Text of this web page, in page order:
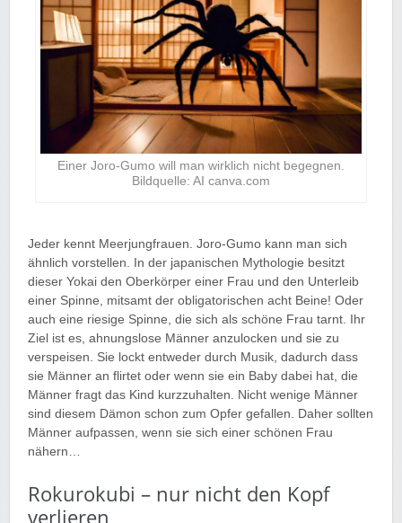
Einer Joro-Gumo will man wirklich nicht begegnen.
Bildquelle: AI canva.com
Jeder kennt Meerjungfrauen. Joro-Gumo kann man sich
ähnlich vorstellen. In der japanischen Mythologie besitzt
dieser Yokai den Oberkörper einer Frau und den Unterleib
einer Spinne, mitsamt der obligatorischen acht Beine! Oder
auch eine riesige Spinne, die sich als schöne Frau tarnt. Ihr
Ziel ist es, ahnungslose Männer anzulocken und sie zu
verspeisen. Sie lockt entweder durch Musik, dadurch dass
sie Männer an flirtet oder wenn sie ein Baby dabei hat, die
Männer fragt das Kind kurzzuhalten. Nicht wenige Männer
sind diesem Dämon schon zum Opfer gefallen. Daher sollten
Männer aufpassen, wenn sie sich einer schönen Frau
nähern…
Rokurokubi – nur nicht den Kopf
verlieren